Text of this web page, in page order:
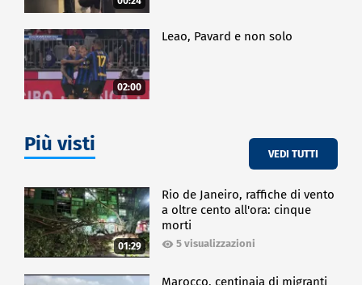
02:00
Leao, Pavard e non solo
Più visti VEDI TUTTI
01:29
Rio de Janeiro, raffiche di vento
a oltre cento all'ora: cinque
morti
5 visualizzazioni
Marocco, centinaia di migranti